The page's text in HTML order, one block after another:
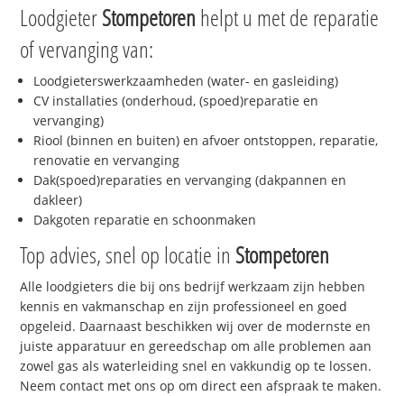
LoodgieterStompetoren helpt u met de reparatie
of vervanging van:
Loodgieterswerkzaamheden (water- en gasleiding)
CV installaties (onderhoud, (spoed)reparatie en
vervanging)
Riool (binnen en buiten) en afvoer ontstoppen, reparatie,
renovatie en vervanging
Dak(spoed)reparaties en vervanging (dakpannen en
dakleer)
Dakgoten reparatie en schoonmaken
Top advies, snel op locatie in Stompetoren
Alle loodgieters die bij ons bedrijf werkzaam zijn hebben
kennis en vakmanschap en zijn professioneel en goed
opgeleid. Daarnaast beschikken wij over de modernste en
juiste apparatuur en gereedschap om alle problemen aan
zowel gas als waterleiding snel en vakkundig op te lossen.
Neem contact met ons op om direct een afspraak te maken.